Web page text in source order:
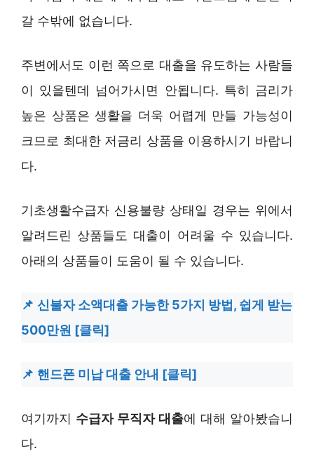
갈 수밖에 없습니다.
주변에서도 이런 쪽으로 대출을 유도하는 사람들
이 있을텐데 넘어가시면 안됩니다. 특히 금리가
높은 상품은 생활을 더욱 어렵게 만들 가능성이
크므로 최대한 저금리 상품을 이용하시기 바랍니
다.
기초생활수급자 신용불량 상태일 경우는 위에서
알려드린 상품들도 대출이 어려울 수 있습니다.
아래의 상품들이 도움이 될 수 있습니다.
신불자 소액대출 가능한 5가지 방법, 쉽게 받는
500만원 [클릭]
핸드폰 미납 대출 안내 [클릭]
여기까지 수급자 무직자 대출에 대해 알아봤습니
다.